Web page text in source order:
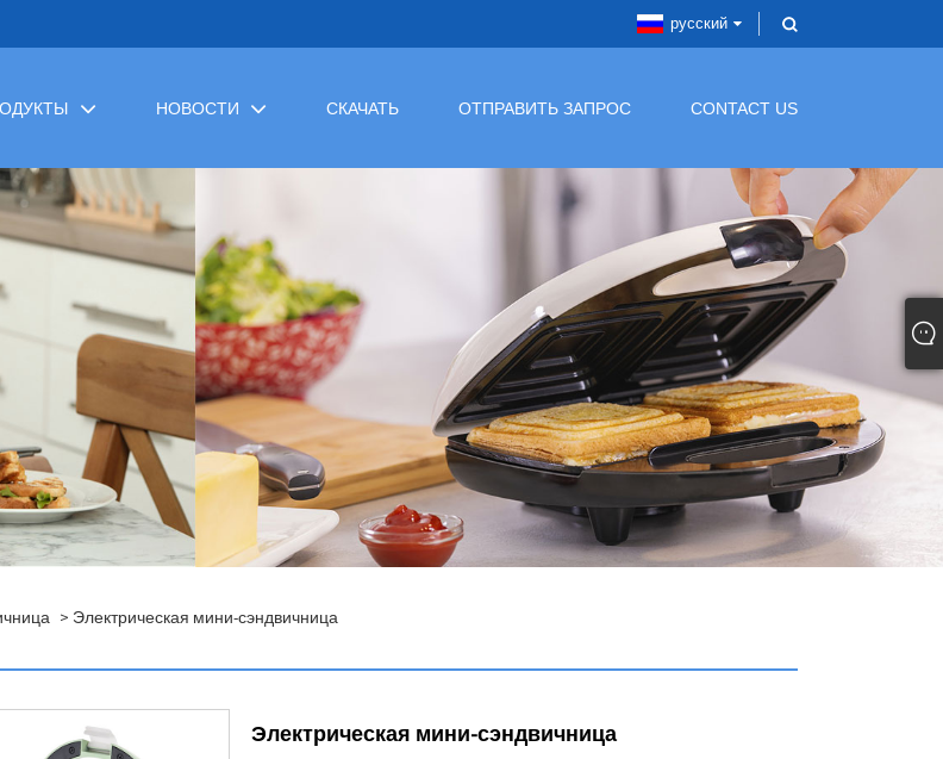
русский
НОВОСТИ СКАЧАТЬ ОТПРАВИТЬ ЗАПРОС CONTACT US
> Электрическая мини-сэндвичница
Электрическая мини-сэндвичница